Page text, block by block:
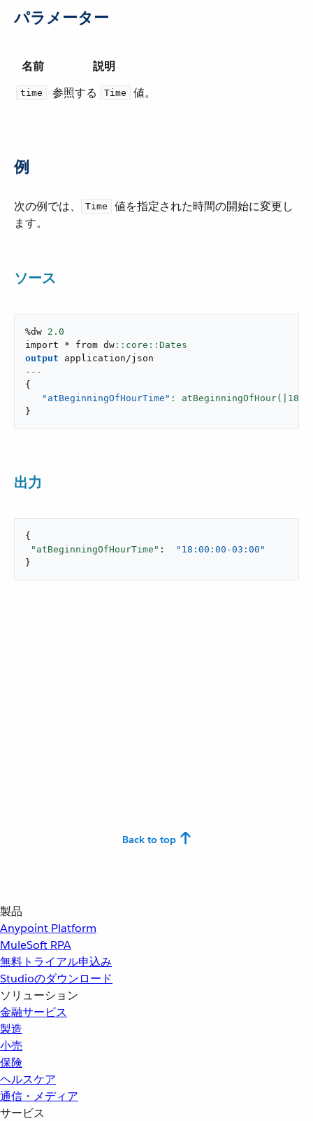
パラメーター
名前 説明
time 参照する ​ Time ​ 値。
例
次の例では、​ Time
​ 値を指定された時間の開始に変更し
ます。
ソース
%dw 2.0
import * from dw
output
application/json
---
{
"atBeginningOfHourTime" : atBeginningOfHour(| 18
}
出力
{
"atBeginningOfHourTime" :
"18:00:00-03:00"
}
Back to top
製品
Anypoint Platform
MuleSoft RPA
無料トライアル申込み
Studioのダウンロード
ソリューション
金融サービス
製造
小売
保険
ヘルスケア
通信・メディア
サービス